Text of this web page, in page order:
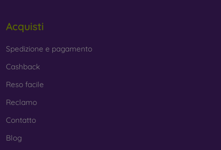
Acquisti
Spedizione e pagamento
Cashback
Reso facile
Reclamo
Contatto
Blog